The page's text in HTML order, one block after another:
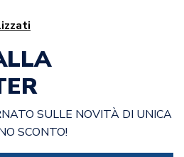
SULLE NOVITÀ DI UNICA
SCONTO!